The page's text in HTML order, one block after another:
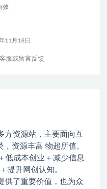
效
11月18日
服或留言反馈
方资源站，主要面向互
资源丰富 物超所值。
低成本创业 + 减少信息
提升网创认知。
供了重要价值，也为众